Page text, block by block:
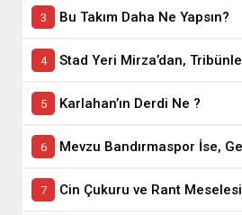
Bu Takım Daha Ne Yapsın?
Karlahan’ın Derdi Ne ?
Cin Çukuru ve Rant Meselesi